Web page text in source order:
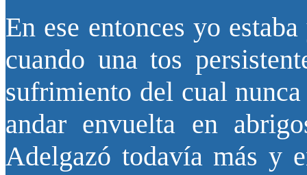
En ese entonces yo
cuando una tos
sufrimiento del cual
andar envuelta en
Adelgazó todavía más y